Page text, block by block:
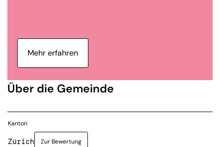
Mehr erfahren
Über die Gemeinde
Kanton
Zürich Zur Bewertung